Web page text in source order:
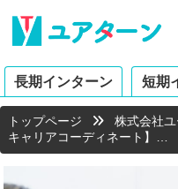
長期インターン 短期
トップページ 株式会社ユ
キャリアコーディネート】…